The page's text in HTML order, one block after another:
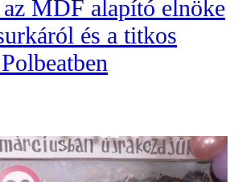
MDF alapító elnöke
és a titkos